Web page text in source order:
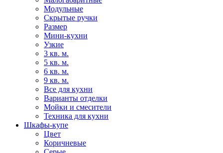
Модульные
Скрытые ручки
Размер
Мини-кухни
Узкие
3 кв. м.
5 кв. м.
6 кв. м.
9 кв. м.
Все для кухни
Варианты отделки
Мойки и смесители
Техника для кухни
Шкафы-купе
Цвет
Коричневые